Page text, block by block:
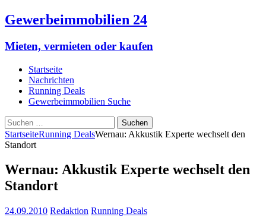
Gewerbeimmobilien 24
Mieten, vermieten oder kaufen
Startseite
Nachrichten
Running Deals
Gewerbeimmobilien Suche
Suchen
nach:
StartseiteRunning DealsWernau: Akkustik Experte wechselt den
Standort
Wernau: Akkustik Experte wechselt den
Standort
24.09.2010 Redaktion Running Deals